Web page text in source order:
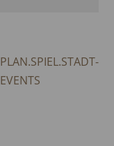
PLAN.SPIEL.STADT-
EVENTS